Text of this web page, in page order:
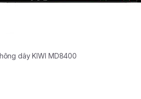
dây KIWI MD8400